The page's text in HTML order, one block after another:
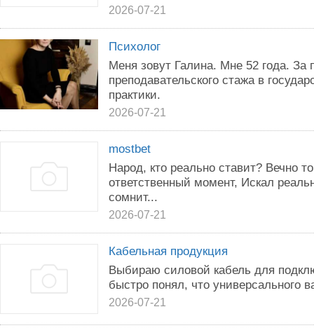
2026-07-21
Психолог
Меня зовут Галина. Мне 52 года. За
преподавательского стажа в
практики.
2026-07-21
mostbet
Народ, кто реально ставит? Вечно
ответственный момент, Искал
сомнит...
2026-07-21
Кабельная продукция
Выбираю силовой кабель для
быстро понял, что универсального
2026-07-21